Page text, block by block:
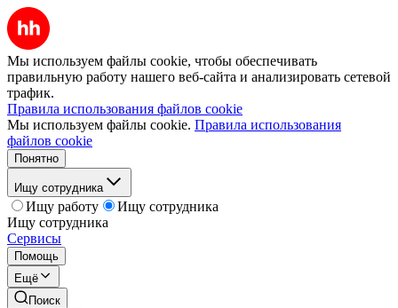
Мы используем файлы cookie, чтобы обеспечивать
правильную работу нашего веб-сайта и анализировать сетевой
трафик.
Правила использования файлов cookie
Мы используем файлы cookie. Правила использования
файлов cookie
Понятно
Ищу сотрудника
Ищу работу
Ищу сотрудника
Ищу сотрудника
Сервисы
Помощь
Ещё
Поиск